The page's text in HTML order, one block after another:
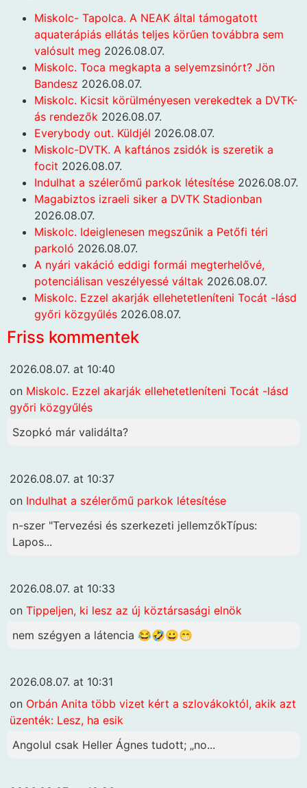
Miskolc- Tapolca. A NEAK által támogatott
aquaterápiás ellátás teljes körűen továbbra sem
valósult meg 2026.08.07.
Miskolc. Toca megkapta a selyemzsinórt? Jön
Bandesz 2026.08.07.
Miskolc. Kicsit körülményesen verekedtek a DVTK-
ás rendezők 2026.08.07.
Everybody out. Küldjél 2026.08.07.
Miskolc-DVTK. A kaftános zsidók is szeretik a
focit 2026.08.07.
Indulhat a szélerőmű parkok létesítése 2026.08.07.
Magabiztos izraeli siker a DVTK Stadionban
2026.08.07.
Miskolc. Ideiglenesen megszűnik a Petőfi téri
parkoló 2026.08.07.
A nyári vakáció eddigi formái megterhelővé,
potenciálisan veszélyessé váltak 2026.08.07.
Miskolc. Ezzel akarják ellehetetleníteni Tocát -lásd
győri közgyűlés 2026.08.07.
Friss kommentek
2026.08.07. at 10:40
on Miskolc. Ezzel akarják ellehetetleníteni Tocát -lásd
győri közgyűlés
Szopkó már validálta?
2026.08.07. at 10:37
on Indulhat a szélerőmű parkok létesítése
n-szer "Tervezési és szerkezeti jellemzőkTípus:
Lapos...
2026.08.07. at 10:33
on Tippeljen, ki lesz az új köztársasági elnök
nem szégyen a látencia 😂🤣😀😁
2026.08.07. at 10:31
on Orbán Anita több vizet kért a szlovákoktól, akik azt
üzenték: Lesz, ha esik
Angolul csak Heller Ágnes tudott; „no...